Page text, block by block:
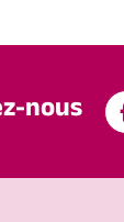
nous